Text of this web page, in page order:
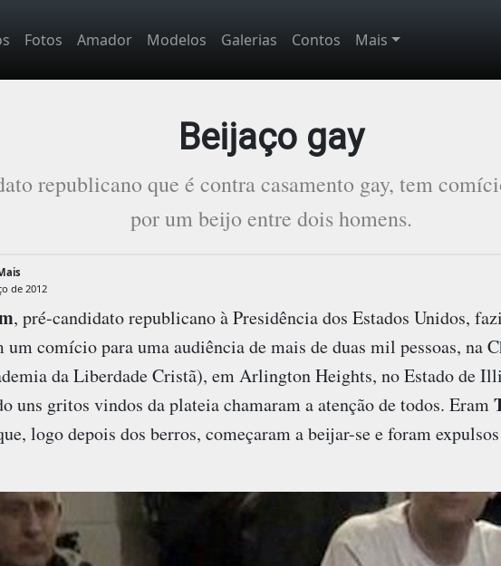
Fotos Amador Modelos Galerias Contos Mais
Beijaço gay
republicano que é contra casamento gay, tem
por um beijo entre dois homens.
de 2012
, pré-candidato republicano à Presidência dos Estados Unidos,
um comício para uma audiência de mais de duas mil pessoas, na
da Liberdade Cristã), em Arlington Heights, no Estado de
uns gritos vindos da plateia chamaram a atenção de todos. Eram
logo depois dos berros, começaram a beijar-se e foram